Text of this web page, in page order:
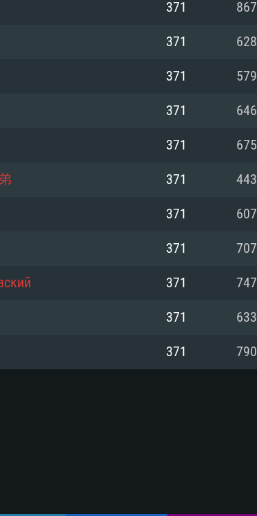
10 (64 bit)
얼코어 이상
11 이상을 지원하는 AMD
인터넷
GB (최소 클라이언트)
Sur 11.0
GHz의 Core i5 (Intel Xeon 은 지
슷한 성능을 가지는 Mac 버전
해상도: 720p
인터넷
GB (최소 클라이언트)
중 최신 버전
얼코어
을 지원하고, 최신 그래픽 드라
지며 최신 그래픽 드라이버를
월 미만; 최소사양 지원 해상도
371 867
371 628
371 579
371 646
371 675
371 443
371 607
371 707
371 747
371 633
371 790